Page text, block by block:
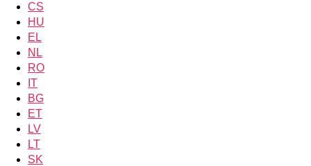
CS
HU
EL
NL
RO
IT
BG
ET
LV
LT
SK